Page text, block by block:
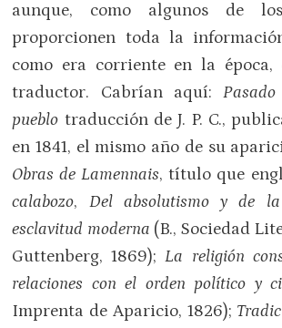
aunque, como algunos de
proporcionen toda la
como era corriente en la
traductor. Cabrían aquí:
pueblo traducción de J. P. C.,
en 1841, el mismo año de su
Obras de Lamennais, título que
calabozo, Del absolutismo y de
esclavitud moderna (B., Sociedad
Guttenberg, 1869);La religión
relaciones con el orden político y
Imprenta de Aparicio, 1826);